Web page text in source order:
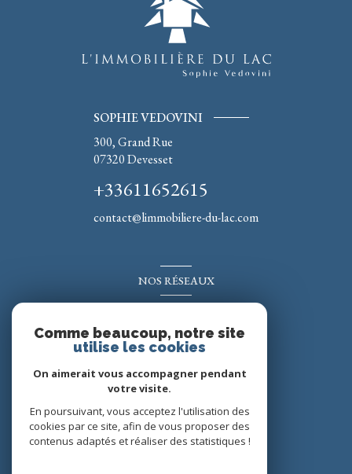
SOPHIE VEDOVINI
300, Grand Rue
07320Devesset
+33611652615
contact@limmobiliere-du-lac.com
NOS RÉSEAUX
Comme beaucoup, notre site
utilise les cookies
On aimerait vous accompagner pendant
votre visite.
En poursuivant, vous acceptez l'utilisation des
cookies par ce site, afin de vous proposer des
contenus adaptés et réaliser des statistiques !